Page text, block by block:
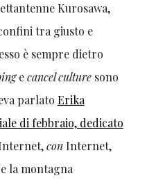
Kurosawa,
tra giusto e
è sempre dietro
ecancel culturesono
parlato Erika
di febbraio, dedicato
con Internet,
la montagna